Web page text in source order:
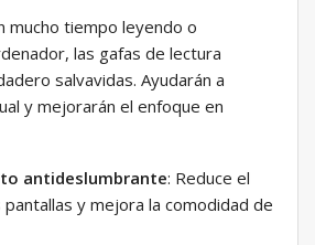
mucho tiempo leyendo o
las gafas de lectura
salvavidas. Ayudarán a
y mejorarán el enfoque en
antideslumbrante: Reduce el
y mejora la comodidad de